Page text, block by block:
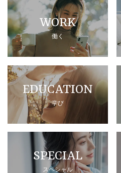
WORK
働く
EDUCATION
学び
SPECIAL
スペシャル